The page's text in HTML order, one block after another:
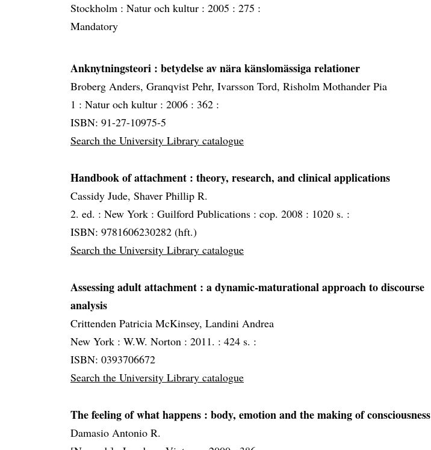
Stockholm : Natur och kultur : 2005 : 275 :
Mandatory
Anknytningsteori : betydelse av nära känslomässiga relationer
Broberg Anders, Granqvist Pehr, Ivarsson Tord, Risholm Mothander Pia
1 : Natur och kultur : 2006 : 362 :
ISBN: 91-27-10975-5
Search the University Library catalogue
Handbook of attachment : theory, research, and clinical applications
Cassidy Jude, Shaver Phillip R.
2. ed. : New York : Guilford Publications : cop. 2008 : 1020 s. :
ISBN: 9781606230282 (hft.)
Search the University Library catalogue
Assessing adult attachment : a dynamic-maturational approach to discourse
analysis
Crittenden Patricia McKinsey, Landini Andrea
New York : W.W. Norton : 2011. : 424 s. :
ISBN: 0393706672
Search the University Library catalogue
The feeling of what happens : body, emotion and the making of consciousness
Damasio Antonio R.